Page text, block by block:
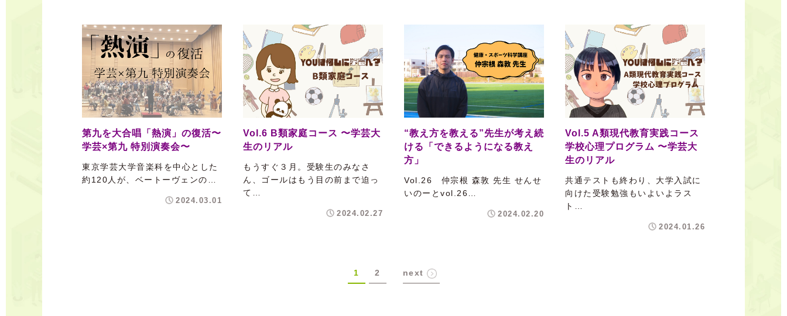
第九を大合唱「熱演」の復活〜
学芸×第九 特別演奏会〜
東京学芸大学音楽科を中心とした
約120人が、ベートーヴェンの…
2024.03.01
Vol.6 B類家庭コース 〜学芸大
生のリアル
もうすぐ３月。受験生のみなさ
ん、ゴールはもう目の前まで迫っ
て…
2024.02.27
“教え方を教える”先生が考え続
ける「できるようになる教え
方」
Vol.26 仲宗根 森敦 先生 せんせ
いのーとvol.26…
2024.02.20
Vol.5 A類現代教育実践コース
学校心理プログラム 〜学芸大
生のリアル
共通テストも終わり、大学入試に
向けた受験勉強もいよいよラス
ト…
2024.01.26
1 2 next